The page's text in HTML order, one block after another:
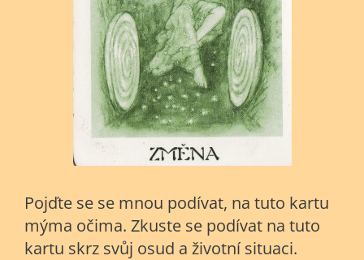
Pojďte se se mnou podívat, na tuto kartu
mýma očima. Zkuste se podívat na tuto
kartu skrz svůj osud a životní situaci.